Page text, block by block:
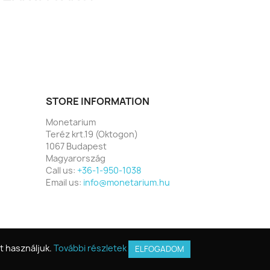
használjuk. További részletek ELFOGADOM
STORE INFORMATION
Monetarium
Teréz krt.19 (Oktogon)
1067 Budapest
Magyarország
Call us: +36-1-950-1038
Email us: info@monetarium.hu
használjuk. További részletek ELFOGADOM